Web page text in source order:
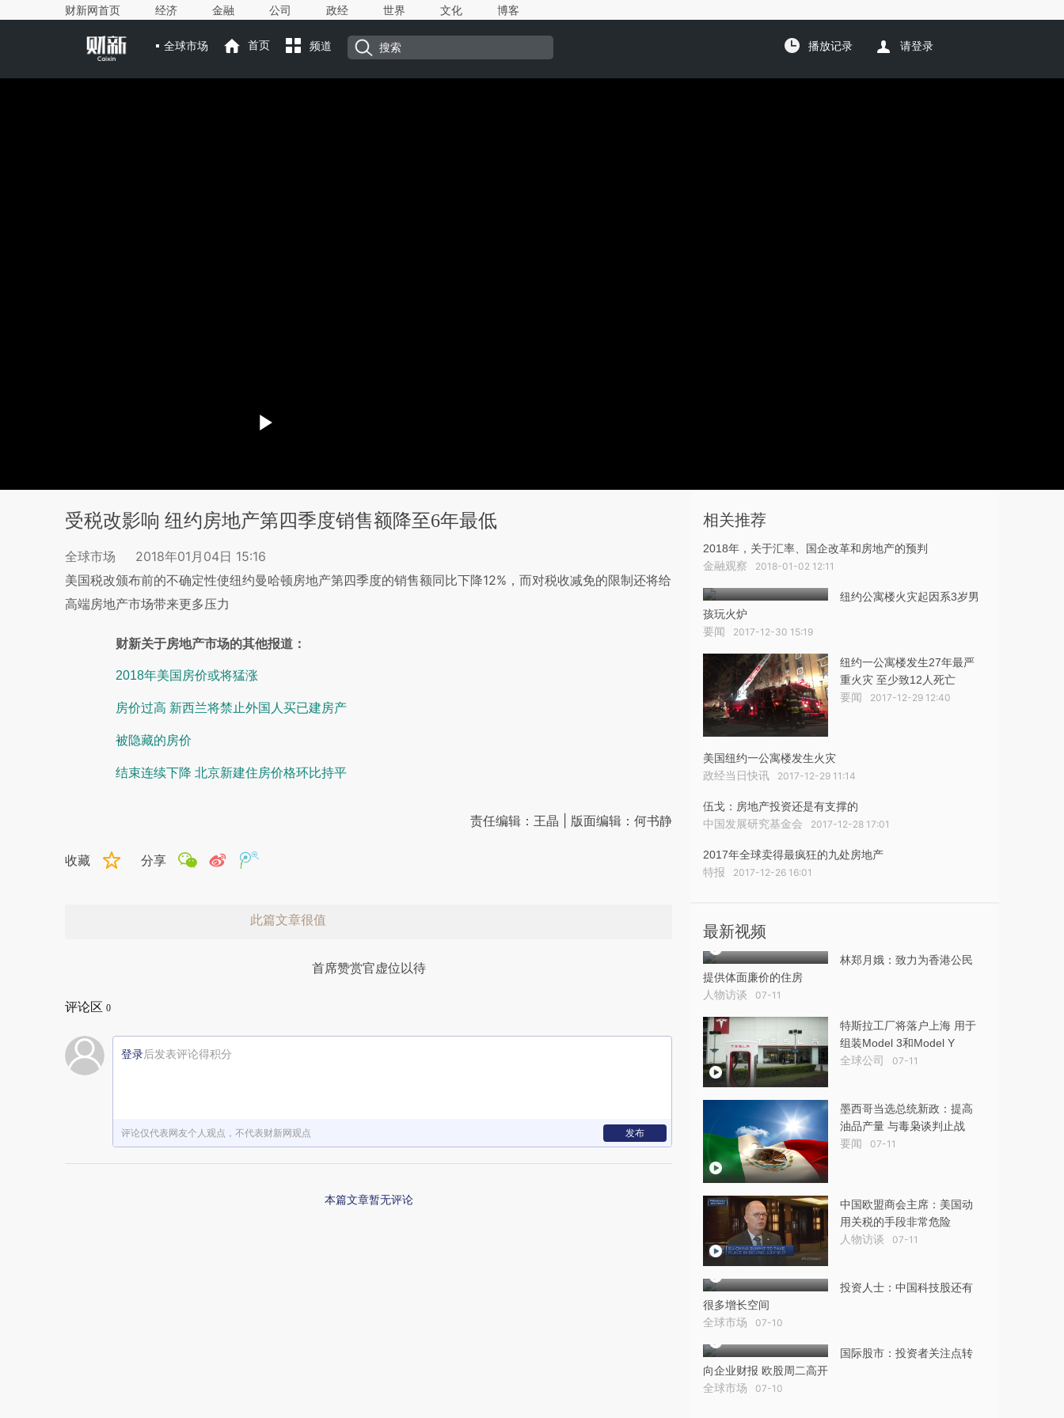
财新网首页 经济 金融 公司 政经 世界 文化 博客
全球市场 首页 频道 播放记录 请登录
受税改影响 纽约房地产第四季度销售额降至6年最低
全球市场
2018年01月04日 15:16
美国税改颁布前的不确定性使纽约曼哈顿房地产第四季度的销售额同比下降12%，而对税收减免的限制还将给
高端房地产市场带来更多压力
财新关于房地产市场的其他报道：
2018年美国房价或将猛涨
房价过高 新西兰将禁止外国人买已建房产
被隐藏的房价
结束连续下降 北京新建住房价格环比持平
责任编辑：王晶 | 版面编辑：何书静
收藏 分享
此篇文章很值
首席赞赏官虚位以待
评论区 0
登录后发表评论得积分
评论仅代表网友个人观点，不代表财新网观点 发布
本篇文章暂无评论
相关推荐
2018年，关于汇率、国企改革和房地产的预判
金融观察 2018-01-02 12:11
纽约公寓楼火灾起因系3岁男
孩玩火炉
要闻 2017-12-30 15:19
纽约一公寓楼发生27年最严
重火灾 至少致12人死亡
要闻 2017-12-29 12:40
美国纽约一公寓楼发生火灾
政经当日快讯 2017-12-29 11:14
伍戈：房地产投资还是有支撑的
中国发展研究基金会 2017-12-28 17:01
2017年全球卖得最疯狂的九处房地产
特报 2017-12-26 16:01
最新视频
林郑月娥：致力为香港公民
提供体面廉价的住房
人物访谈 07-11
特斯拉工厂将落户上海 用于
组装Model 3和Model Y
全球公司 07-11
墨西哥当选总统新政：提高
油品产量 与毒枭谈判止战
要闻 07-11
中国欧盟商会主席：美国动
用关税的手段非常危险
人物访谈 07-11
投资人士：中国科技股还有
很多增长空间
全球市场 07-10
国际股市：投资者关注点转
向企业财报 欧股周二高开
全球市场 07-10